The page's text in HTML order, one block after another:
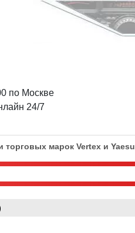
по Москве
24/7
торговых марок Vertex и Yaesu